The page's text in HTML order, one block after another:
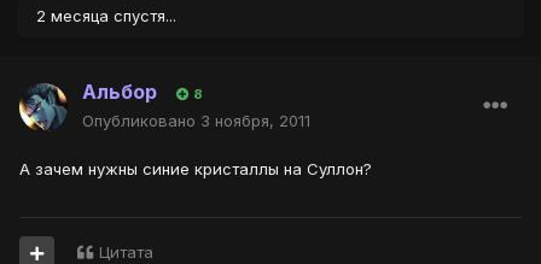
2 месяца спустя...
Альбор 8
Опубликовано 3 ноября, 2011
А зачем нужны синие кристаллы на Суллон?
Цитата